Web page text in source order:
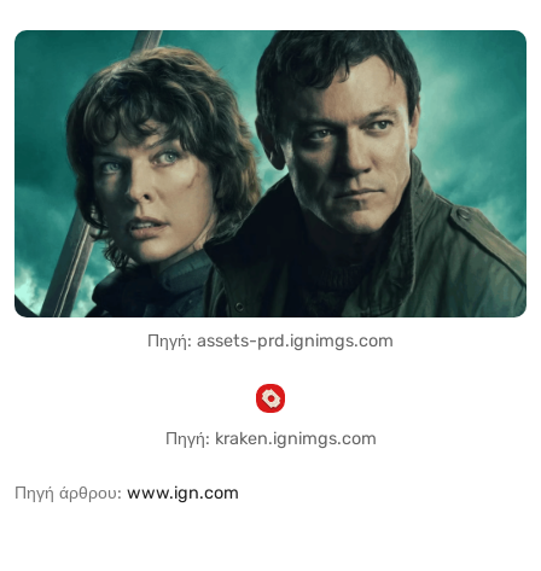
Πηγή: assets-prd.ignimgs.com
Πηγή: kraken.ignimgs.com
Πηγή άρθρου: www.ign.com